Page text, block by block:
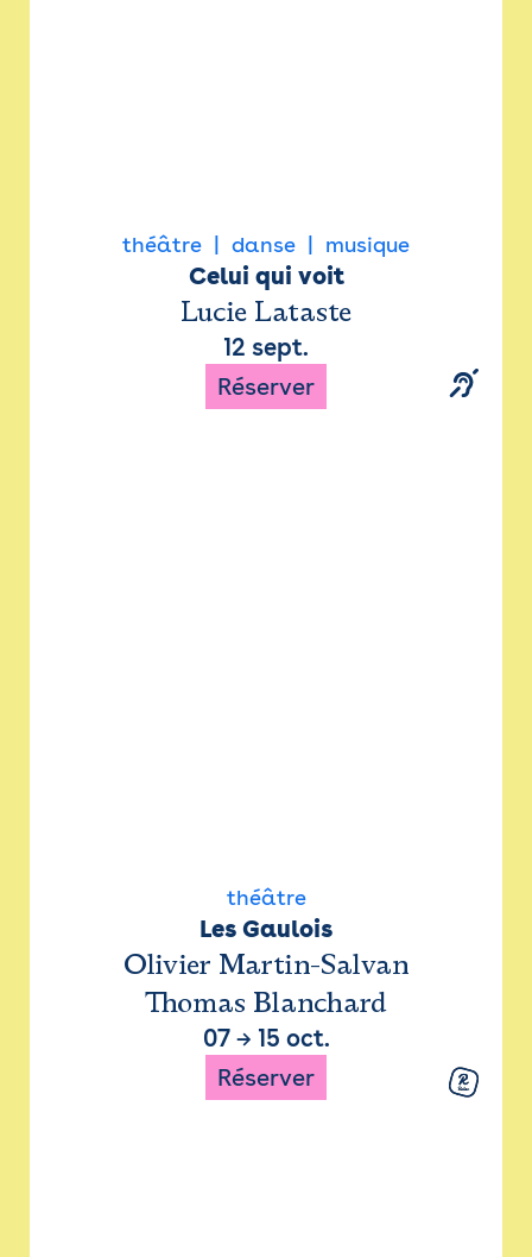
théâtre danse musique
Celui qui voit
Lucie Lataste
12 sept.
Réserver
théâtre
Les Gaulois
Olivier Martin-Salvan
Thomas Blanchard
07→ 15 oct.
Réserver